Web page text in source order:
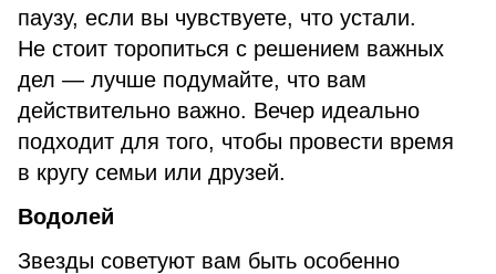
паузу, если вы чувствуете, что устали.
Не стоит торопиться с решением важных
дел — лучше подумайте, что вам
действительно важно. Вечер идеально
подходит для того, чтобы провести время
в кругу семьи или друзей.
Водолей
Звезды советуют вам быть особенно